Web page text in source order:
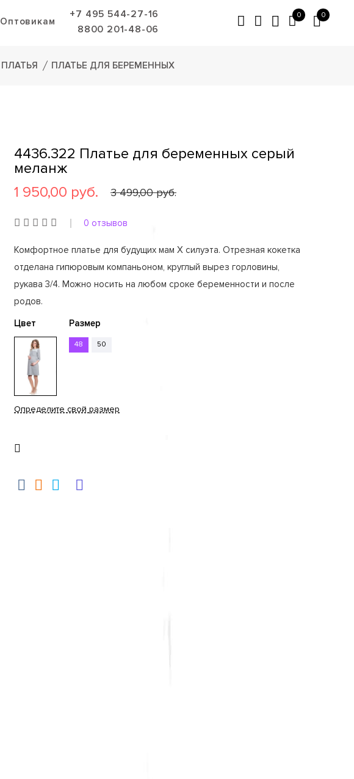
Оптовикам
+7 495 544-27-16
8800 201-48-06
0 0
ПЛАТЬЯ ПЛАТЬЕ ДЛЯ БЕРЕМЕННЫХ
4436.322 Платье для беременных серый
меланж
1 950,00 руб.
3 499,00 руб.
0 отзывов
Комфортное платье для будущих мам Х силуэта. Отрезная кокетка
отделана гипюровым компаньоном, круглый вырез горловины,
рукава 3/4. Можно носить на любом сроке беременности и после
родов.
Цвет
Размер
48 50
Определите свой размер